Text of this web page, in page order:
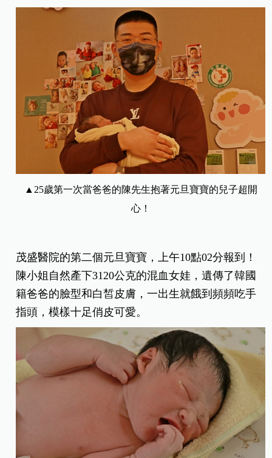
▲25歲第一次當爸爸的陳先生抱著元旦寶寶的兒子超開
心！
茂盛醫院的第二個元旦寶寶，上午10點02分報到！
陳小姐自然產下3120公克的混血女娃，遺傳了韓國
籍爸爸的臉型和白皙皮膚，一出生就餓到頻頻吃手
指頭，模樣十足俏皮可愛。